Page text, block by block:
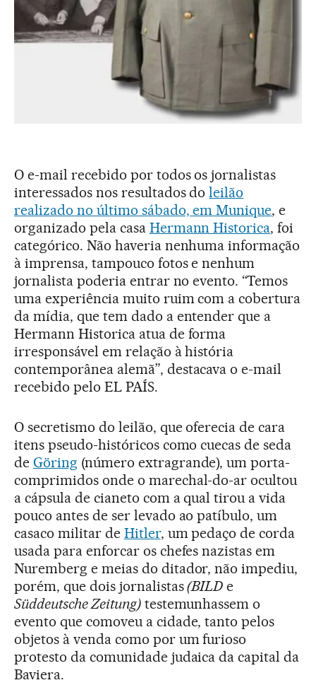
O e-mail recebido por todos os jornalistas
interessados nos resultados doleilão
realizado no último sábado, em Munique, e
organizado pela casa Hermann Historica, foi
categórico. Não haveria nenhuma informação
à imprensa, tampouco fotos e nenhum
jornalista poderia entrar no evento. “Temos
uma experiência muito ruim com a cobertura
da mídia, que tem dado a entender que a
Hermann Historica atua de forma
irresponsável em relação à história
contemporânea alemã”, destacava o e-mail
recebido pelo EL PAÍS.
O secretismo do leilão, que oferecia de cara
itens pseudo-históricos como cuecas de seda
de Göring (número extragrande), um porta-
comprimidos onde o marechal-do-ar ocultou
a cápsula de cianeto com a qual tirou a vida
pouco antes de ser levado ao patíbulo, um
casaco militar de Hitler, um pedaço de corda
usada para enforcar os chefes nazistas em
Nuremberg e meias do ditador, não impediu,
porém, que dois jornalistas(BILD e
Süddeutsche Zeitung)testemunhassem o
evento que comoveu a cidade, tanto pelos
objetos à venda como por um furioso
protesto da comunidade judaica da capital da
Baviera.